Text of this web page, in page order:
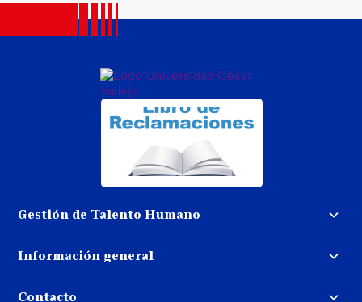
Gestión de Talento Humano
Trabaja con nosotros
Información general
dinero
Contacto